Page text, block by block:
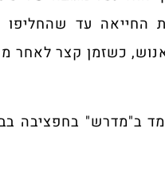
החייאה עד שהחליפו
כשזמן קצר לאחר
בן 13 הלומד ב"מדרש"